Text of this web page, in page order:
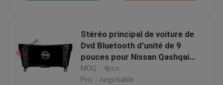
Stéréo principal de voiture de
Dvd Bluetooth d'unité de 9
pouces pour Nissan Qashqai
avec le bouton de bouton
MOQ：4pcs
Prix：negotiable